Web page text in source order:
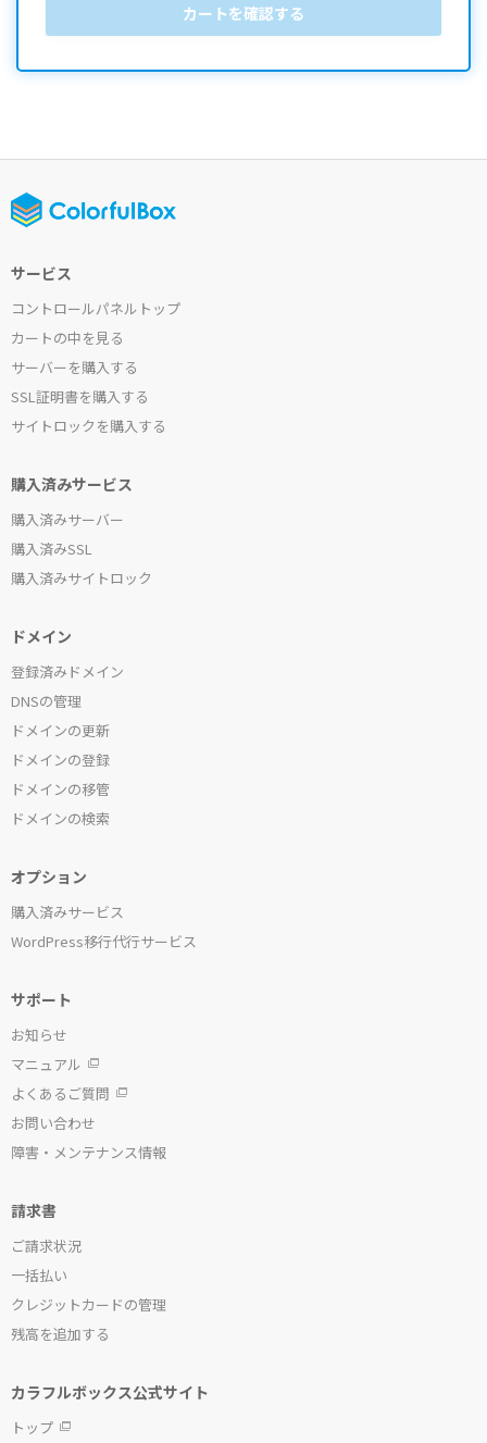
カートを確認する
サービス
コントロールパネルトップ
カートの中を見る
サーバーを購入する
SSL証明書を購入する
サイトロックを購入する
購入済みサービス
購入済みサーバー
購入済みSSL
購入済みサイトロック
ドメイン
登録済みドメイン
DNSの管理
ドメインの更新
ドメインの登録
ドメインの移管
ドメインの検索
オプション
購入済みサービス
WordPress移行代行サービス
サポート
お知らせ
マニュアル
よくあるご質問
お問い合わせ
障害・メンテナンス情報
請求書
ご請求状況
一括払い
クレジットカードの管理
残高を追加する
カラフルボックス公式サイト
トップ